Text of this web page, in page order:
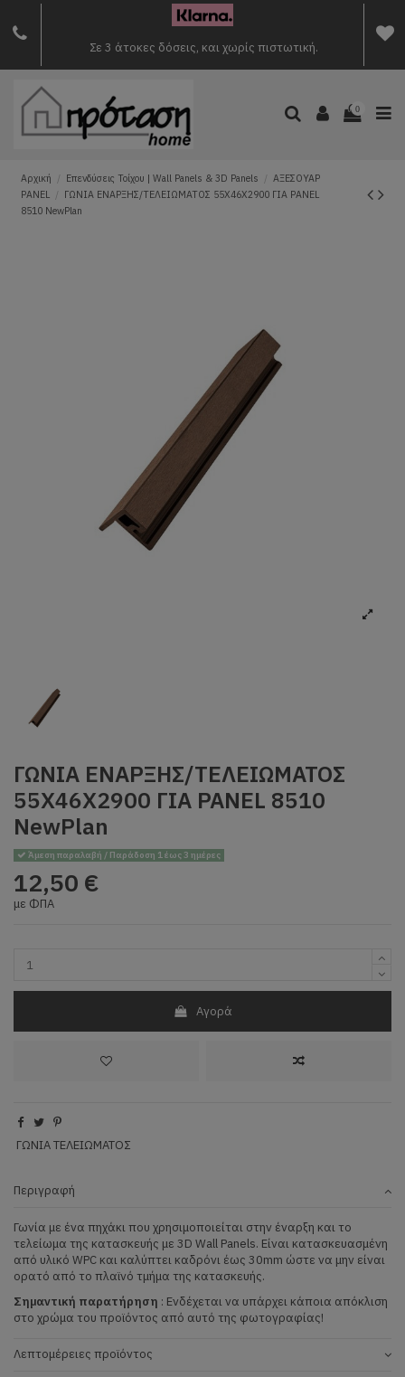
Σε 3 άτοκες δόσεις, και χωρίς πιστωτική.
0
Αρχική Επενδύσεις Τοίχου | Wall Panels & 3D Panels
ΑΞΕΣΟΥΑΡ
PANEL
ΓΩΝΙΑ ΕΝΑΡΞΗΣ/ΤΕΛΕΙΩΜΑΤΟΣ 55Χ46Χ2900 ΓΙΑ PANEL
8510 NewPlan
ΓΩΝΙΑ ΕΝΑΡΞΗΣ/ΤΕΛΕΙΩΜΑΤΟΣ
55Χ46Χ2900 ΓΙΑ PANEL 8510
NewPlan
Άμεση παραλαβή / Παράδοση 1 έως 3 ημέρες
12,50 €
με ΦΠΑ
Αγορά
ΓΩΝΙΑ ΤΕΛΕΙΩΜΑΤΟΣ
Περιγραφή
Γωνία με ένα πηχάκι που χρησιμοποιείται στην έναρξη και το
τελείωμα της κατασκευής με 3D Wall Panels. Είναι κατασκευασμένη
από υλικό WPC και καλύπτει καδρόνι έως 30mm ώστε να μην είναι
ορατό από το πλαϊνό τμήμα της κατασκευής.
Σημαντική παρατήρηση : Ενδέχεται να υπάρχει κάποια απόκλιση
στο χρώμα του προϊόντος από αυτό της φωτογραφίας!
Λεπτομέρειες προϊόντος